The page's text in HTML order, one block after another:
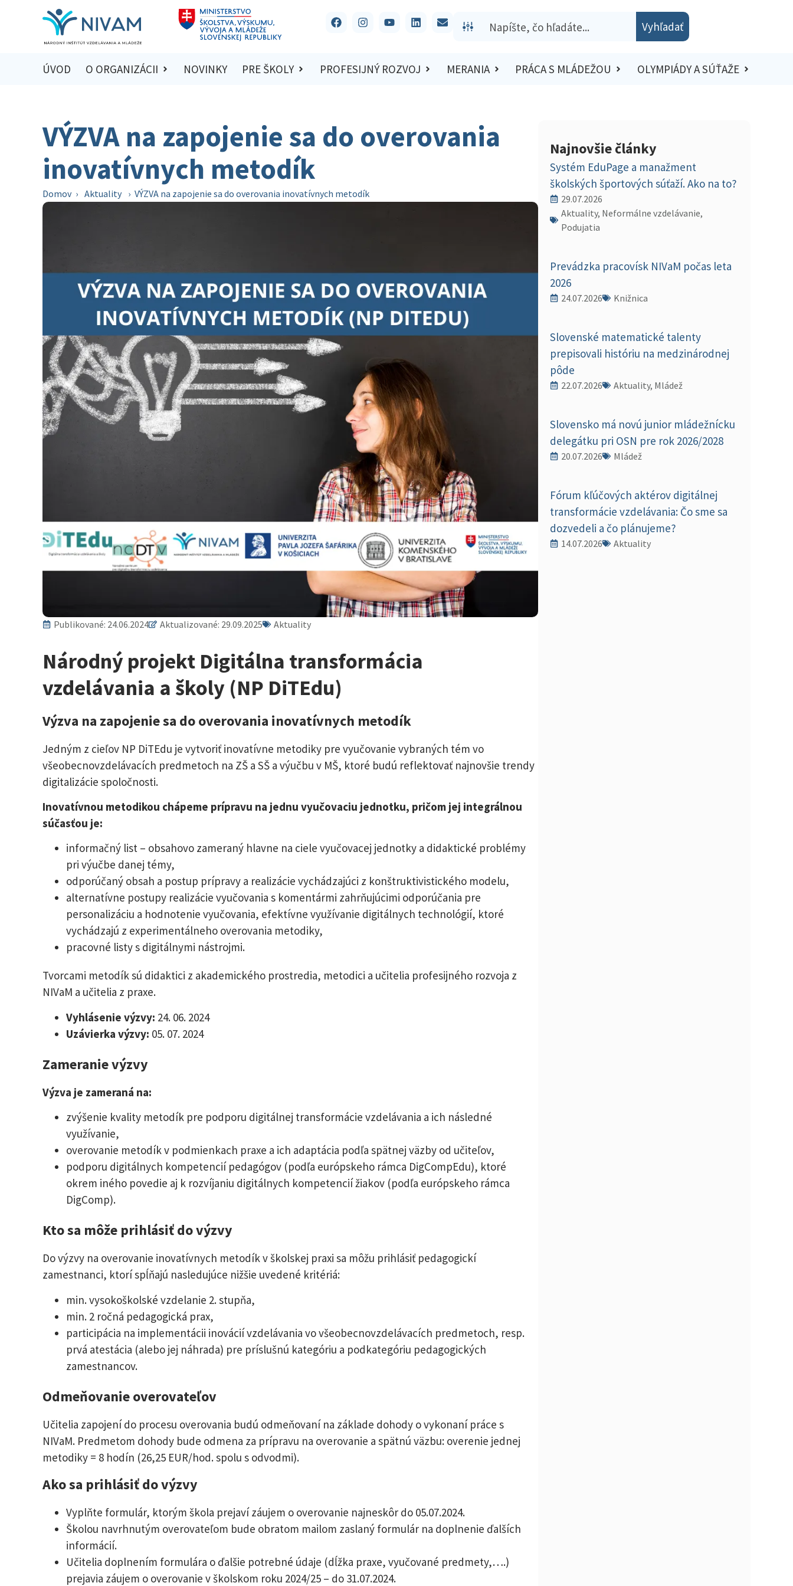
Vyhľadať
ÚVOD O ORGANIZÁCII NOVINKY PRE ŠKOLY PROFESIJNÝ ROZVOJ MERANIA PRÁCA S MLÁDEŽOU OLYMPIÁDY A SÚŤAŽE
VÝZVA na zapojenie sa do overovania
inovatívnych metodík
Domov › Aktuality › VÝZVA na zapojenie sa do overovania inovatívnych metodík
Publikované: 24.06.2024 Aktualizované: 29.09.2025 Aktuality
Národný projekt Digitálna transformácia
vzdelávania a školy (NP DiTEdu)
Výzva na zapojenie sa do overovania inovatívnych metodík
Jedným z cieľov NP DiTEdu je vytvoriť inovatívne metodiky pre vyučovanie vybraných tém vo
všeobecnovzdelávacích predmetoch na ZŠ a SŠ a výučbu v MŠ, ktoré budú reflektovať najnovšie trendy
digitalizácie spoločnosti.
Inovatívnou metodikou chápeme prípravu na jednu vyučovaciu jednotku, pričom jej integrálnou
súčasťou je:
informačný list – obsahovo zameraný hlavne na ciele vyučovacej jednotky a didaktické problémy
pri výučbe danej témy,
odporúčaný obsah a postup prípravy a realizácie vychádzajúci z konštruktivistického modelu,
alternatívne postupy realizácie vyučovania s komentármi zahrňujúcimi odporúčania pre
personalizáciu a hodnotenie vyučovania, efektívne využívanie digitálnych technológií, ktoré
vychádzajú z experimentálneho overovania metodiky,
pracovné listy s digitálnymi nástrojmi.
Tvorcami metodík sú didaktici z akademického prostredia, metodici a učitelia profesijného rozvoja z
NIVaM a učitelia z praxe.
Vyhlásenie výzvy: 24. 06. 2024
Uzávierka výzvy: 05. 07. 2024
Zameranie výzvy
Výzva je zameraná na:
zvýšenie kvality metodík pre podporu digitálnej transformácie vzdelávania a ich následné
využívanie,
overovanie metodík v podmienkach praxe a ich adaptácia podľa spätnej väzby od učiteľov,
podporu digitálnych kompetencií pedagógov (podľa európskeho rámca DigCompEdu), ktoré
okrem iného povedie aj k rozvíjaniu digitálnych kompetencií žiakov (podľa európskeho rámca
DigComp).
Kto sa môže prihlásiť do výzvy
Do výzvy na overovanie inovatívnych metodík v školskej praxi sa môžu prihlásiť pedagogickí
zamestnanci, ktorí spĺňajú nasledujúce nižšie uvedené kritériá:
min. vysokoškolské vzdelanie 2. stupňa,
min. 2 ročná pedagogická prax,
participácia na implementácii inovácií vzdelávania vo všeobecnovzdelávacích predmetoch, resp.
prvá atestácia (alebo jej náhrada) pre príslušnú kategóriu a podkategóriu pedagogických
zamestnancov.
Odmeňovanie overovateľov
Učitelia zapojení do procesu overovania budú odmeňovaní na základe dohody o vykonaní práce s
NIVaM. Predmetom dohody bude odmena za prípravu na overovanie a spätnú väzbu: overenie jednej
metodiky = 8 hodín (26,25 EUR/hod. spolu s odvodmi).
Ako sa prihlásiť do výzvy
Vyplňte formulár, ktorým škola prejaví záujem o overovanie najneskôr do 05.07.2024.
Školou navrhnutým overovateľom bude obratom mailom zaslaný formulár na doplnenie ďalších
informácií.
Učitelia doplnením formulára o ďalšie potrebné údaje (dĺžka praxe, vyučované predmety,….)
prejavia záujem o overovanie v školskom roku 2024/25 – do 31.07.2024.
Najnovšie články
Systém EduPage a manažment
školských športových súťaží. Ako na to?
29.07.2026
Aktuality, Neformálne vzdelávanie,
Podujatia
Prevádzka pracovísk NIVaM počas leta
2026
24.07.2026 Knižnica
Slovenské matematické talenty
prepisovali históriu na medzinárodnej
pôde
22.07.2026 Aktuality, Mládež
Slovensko má novú junior mládežnícku
delegátku pri OSN pre rok 2026/2028
20.07.2026 Mládež
Fórum kľúčových aktérov digitálnej
transformácie vzdelávania: Čo sme sa
dozvedeli a čo plánujeme?
14.07.2026 Aktuality